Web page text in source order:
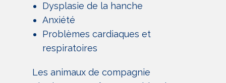
Dysplasie de la hanche
Anxiété
Problèmes cardiaques et
respiratoires
Les animaux de compagnie